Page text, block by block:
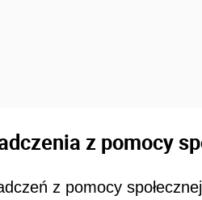
z pomocy
z pomocy